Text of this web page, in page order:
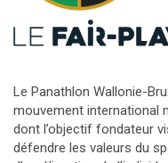
Le Panathlon Wallonie-
mouvement international
dont l’objectif fondateur
défendre les valeurs du